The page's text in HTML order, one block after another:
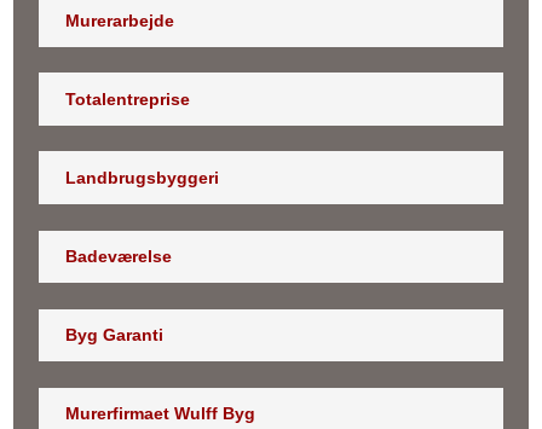
Murerarbejde
Totalentreprise
Landbrugsbyggeri
Badeværelse
Byg Garanti
Murerfirmaet Wulff Byg